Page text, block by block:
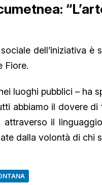
dell’iniziativa
Fiore.
luoghi pubblici –
abbiamo il dovere
attraverso il
dalla volontà di chi